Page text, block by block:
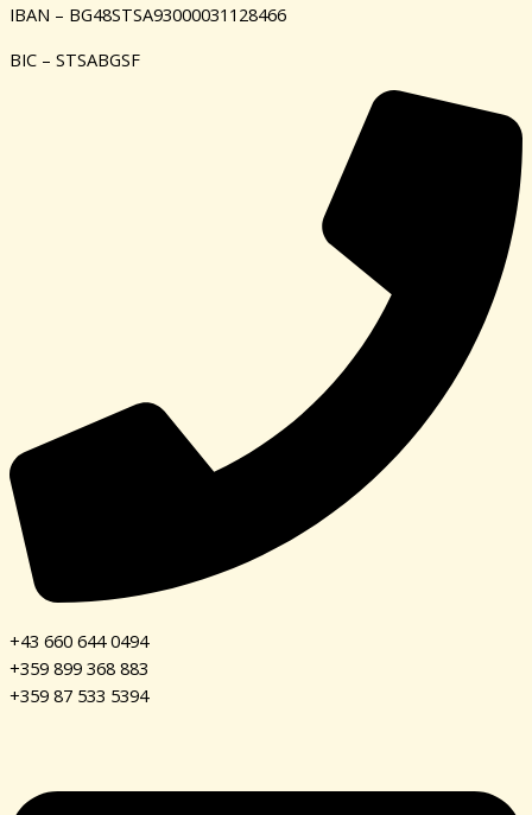
IBAN – BG48STSA93000031128466
BIC – STSABGSF
+43 660 644 0494
+359 899 368 883
+359 87 533 5394